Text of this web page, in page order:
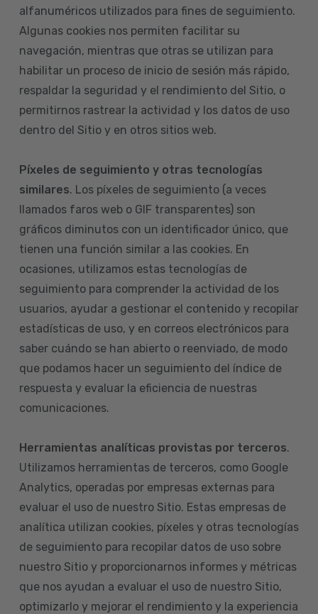
alfanuméricos utilizados para fines de seguimiento.
Algunas cookies nos permiten facilitar su
navegación, mientras que otras se utilizan para
habilitar un proceso de inicio de sesión más rápido,
respaldar la seguridad y el rendimiento del Sitio, o
permitirnos rastrear la actividad y los datos de uso
dentro del Sitio y en otros sitios web.
Píxeles de seguimiento y otras tecnologías
similares. Los píxeles de seguimiento (a veces
llamados faros web o GIF transparentes) son
gráficos diminutos con un identificador único, que
tienen una función similar a las cookies. En
ocasiones, utilizamos estas tecnologías de
seguimiento para comprender la actividad de los
usuarios, ayudar a gestionar el contenido y recopilar
estadísticas de uso, y en correos electrónicos para
saber cuándo se han abierto o reenviado, de modo
que podamos hacer un seguimiento del índice de
respuesta y evaluar la eficiencia de nuestras
comunicaciones.
Herramientas analíticas provistas por terceros.
Utilizamos herramientas de terceros, como Google
Analytics, operadas por empresas externas para
evaluar el uso de nuestro Sitio. Estas empresas de
analítica utilizan cookies, píxeles y otras tecnologías
de seguimiento para recopilar datos de uso sobre
nuestro Sitio y proporcionarnos informes y métricas
que nos ayudan a evaluar el uso de nuestro Sitio,
optimizarlo y mejorar el rendimiento y la experiencia